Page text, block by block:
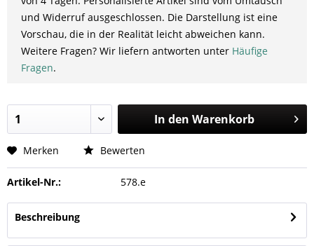
und Widerruf ausgeschlossen. Die Darstellung ist eine
Vorschau, die in der Realität leicht abweichen kann.
Weitere Fragen? Wir liefern antworten unter Häufige
Fragen.
In den Warenkorb
Merken Bewerten
Artikel-Nr.: 578.e
Beschreibung